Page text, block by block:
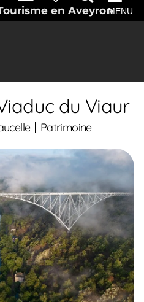
en AveyronMENU
du Viaur
Patrimoine